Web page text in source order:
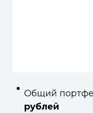
Общий
рублей